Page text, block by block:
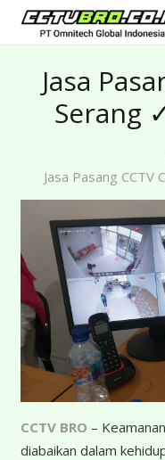
Jasa
Serang
Jasa Pasang
CCTV BRO –
diabaikan dalam